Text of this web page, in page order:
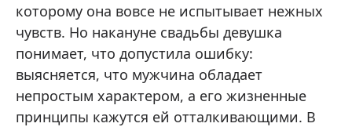
которому она вовсе не испытывает нежных
чувств. Но накануне свадьбы девушка
понимает, что допустила ошибку:
выясняется, что мужчина обладает
непростым характером, а его жизненные
принципы кажутся ей отталкивающими. В